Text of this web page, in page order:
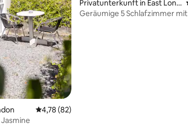
von 5, 96 Bewertungen
Durchschnittliche Bewertung: 4,78 von 5,
4,78 (82)
Privatunterkunft in East Lond
on
Geräumige 5 Schlafzimmer mit